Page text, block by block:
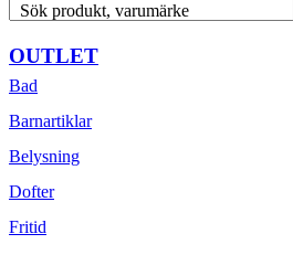
Sök produkt, varumärke
OUTLET
Bad
Barnartiklar
Belysning
Dofter
Fritid